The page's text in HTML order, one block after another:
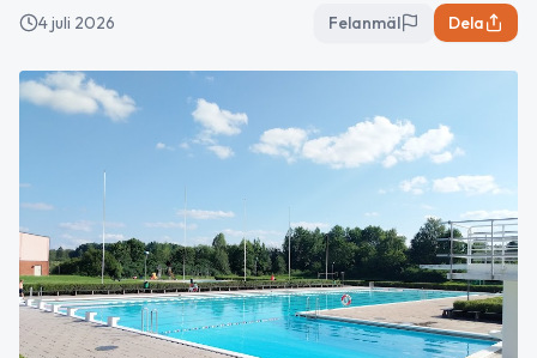
4 juli 2026 Felanmäl Dela